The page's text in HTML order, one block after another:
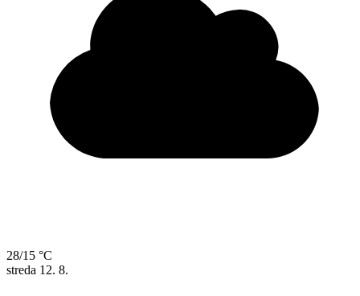
28/15 °C
streda 12. 8.